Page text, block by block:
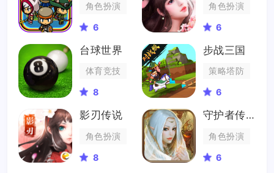
角色扮演
6
角色扮演
6
台球世界
体育竞技
8
步战三国
策略塔防
6
影刃传说
角色扮演
8
守护者传说
角色扮演
6